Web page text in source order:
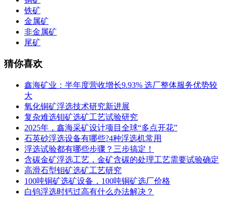
铁矿
金属矿
非金属矿
尾矿
猜你喜欢
鑫海矿业：半年度营收增长9.93% 选厂整体服务优势较
大
氧化铜矿浮选技术研究新进展
复杂难选钼矿选矿工艺试验研究
2025年，鑫海采矿设计项目全球“多点开花”
石英砂浮选设备有哪些?4种浮选机常用
浮选试验都有哪些步骤？三步搞定！
含碳金矿浮选工艺，金矿含碳的处理工艺需要试验确定
高滑石型钼矿选矿工艺研究
100吨铜矿选矿设备，100吨铜矿选厂价格
白钨浮选时钙过高有什么办法解决？